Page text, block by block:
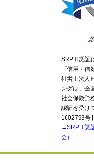
SRPⅡ認証
「信用・信
社労士法人
ングは、全
社会保険労
認証を受け
1602793号】
→SRPⅡ認
会）